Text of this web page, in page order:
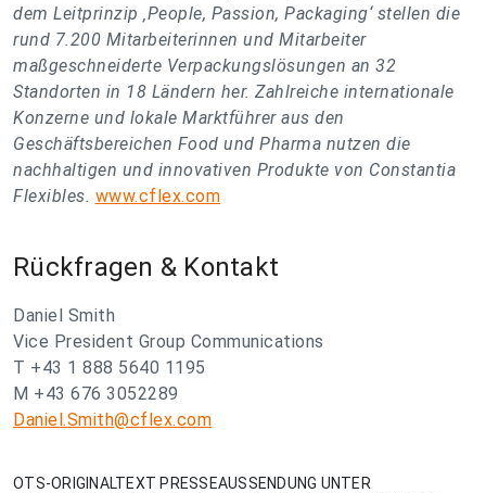
dem Leitprinzip ‚People, Passion, Packaging‘ stellen die
rund 7.200 Mitarbeiterinnen und Mitarbeiter
maßgeschneiderte Verpackungslösungen an 32
Standorten in 18 Ländern her. Zahlreiche internationale
Konzerne und lokale Marktführer aus den
Geschäftsbereichen Food und Pharma nutzen die
nachhaltigen und innovativen Produkte von Constantia
Flexibles. www.cflex.com
Rückfragen & Kontakt
Daniel Smith
Vice President Group Communications
T +43 1 888 5640 1195
M +43 676 3052289
Daniel.Smith@cflex.com
OTS-ORIGINALTEXT PRESSEAUSSENDUNG UNTER